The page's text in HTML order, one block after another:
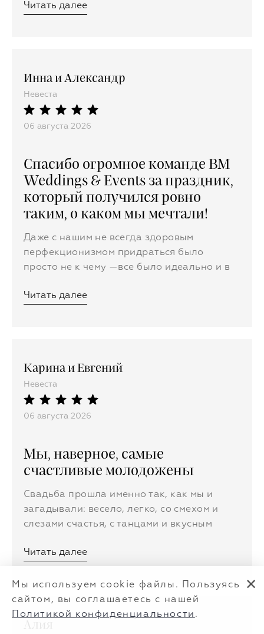
было одно удовольствие. Особенная
что все пройдёт именно так, мы бы столько
не нервничали, но так, наверное, не
бывает.
Читать далее
Инна и Александр
Невеста
06 августа 2026
Спасибо огромное команде BM
Weddings & Events за праздник,
который получился ровно
таким, о каком мы мечтали!
Даже с нашим не всегда здоровым
перфекционизмом придраться было
просто не к чему —все было идеально и в
организацию свадьбы, потрясающий
Читать далее
Карина и Евгений
Невеста
06 августа 2026
Мы, наверное, самые
счастливые молодожены
Свадьба прошла именно так, как мы и
загадывали: весело, легко, со смехом и
слезами счастья, с танцами и вкусным
взяла решение всех трудностей на себя и
праздника. С нами работала потрясающая
команда. У нас был великолепный ведущий
Павел Виноградов. И вообще мы решили,
что хотим жениться ещё раз друг на друге.
Читать далее
Алия
Мы используем cookie файлы. Пользуясь
сайтом, вы соглашаетесь с нашей
Политикой конфиденциальности .
✕